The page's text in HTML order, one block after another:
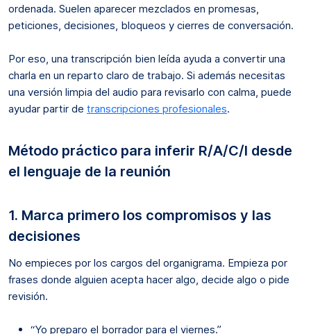
ordenada. Suelen aparecer mezclados en promesas,
peticiones, decisiones, bloqueos y cierres de conversación.
Por eso, una transcripción bien leída ayuda a convertir una
charla en un reparto claro de trabajo. Si además necesitas
una versión limpia del audio para revisarlo con calma, puede
ayudar partir de transcripciones profesionales.
Método práctico para inferir R/A/C/I desde
el lenguaje de la reunión
1. Marca primero los compromisos y las
decisiones
No empieces por los cargos del organigrama. Empieza por
frases donde alguien acepta hacer algo, decide algo o pide
revisión.
“Yo preparo el borrador para el viernes.”